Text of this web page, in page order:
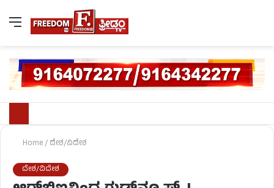
Home/ದೇಶ/ವಿದೇಶ
ದೇಶ/ವಿದೇಶ